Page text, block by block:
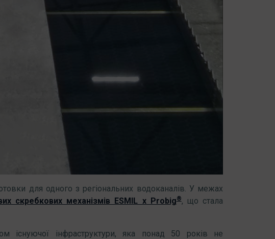
для одного з регіональних водоканалів. У межах
скребкових механізмів ESMIL x Probig®, що стала
існуючої інфраструктури, яка понад 50 років не